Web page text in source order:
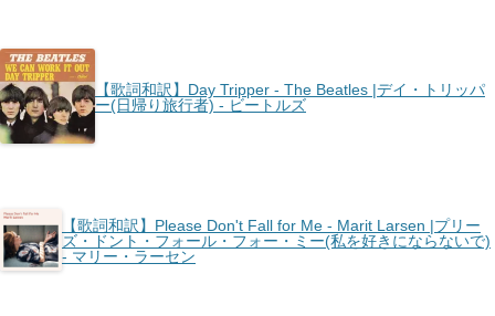
【歌詞和訳】Day Tripper - The Beatles |デイ・トリッパ
ー(日帰り旅行者) - ビートルズ
【歌詞和訳】Please Don't Fall for Me - Marit Larsen |プリー
ズ・ドント・フォール・フォー・ミー(私を好きにならないで)
- マリー・ラーセン